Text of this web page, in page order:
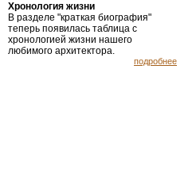
Хронология жизни
В разделе "краткая биография"
теперь появилась таблица с
хронологией жизни нашего
любимого архитектора.
подробнее